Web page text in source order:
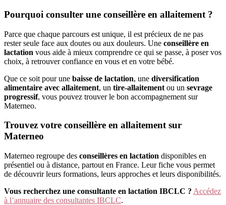
Pourquoi consulter une conseillère en allaitement ?
Parce que chaque parcours est unique, il est précieux de ne pas
rester seule face aux doutes ou aux douleurs. Une conseillère en
lactation vous aide à mieux comprendre ce qui se passe, à poser vos
choix, à retrouver confiance en vous et en votre bébé.
Que ce soit pour une baisse de lactation, une diversification
alimentaire avec allaitement, un tire-allaitement ou un sevrage
progressif, vous pouvez trouver le bon accompagnement sur
Materneo.
Trouvez votre conseillère en allaitement sur
Materneo
Materneo regroupe des conseillères en lactation disponibles en
présentiel ou à distance, partout en France. Leur fiche vous permet
de découvrir leurs formations, leurs approches et leurs disponibilités.
Vous recherchez une consultante en lactation IBCLC ? Accédez
à l’annuaire des consultantes IBCLC.